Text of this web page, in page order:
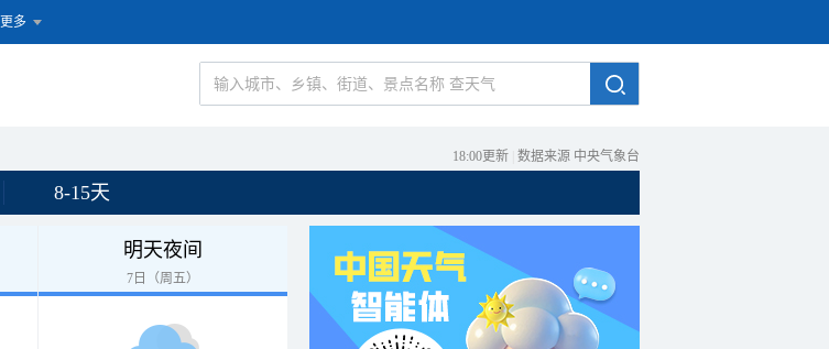
更多
18:00更新 数据来源 中央气象台
8-15天
明天夜间
7日（周五）